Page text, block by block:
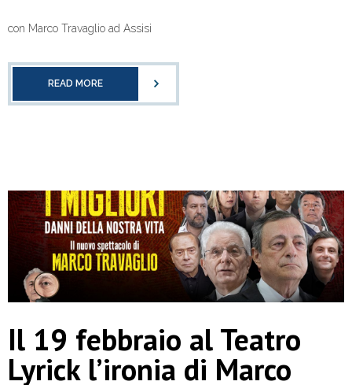
con Marco Travaglio ad Assisi
READ MORE
Il 19 febbraio al Teatro
Lyrick l’ironia di Marco